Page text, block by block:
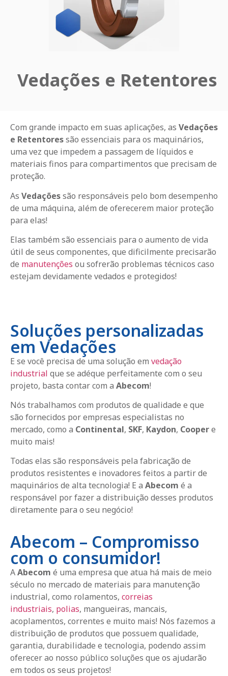
Vedações e Retentores
Com grande impacto em suas aplicações, as Vedações
e Retentoressão essenciais para os maquinários,
uma vez que impedem a passagem de líquidos e
materiais finos para compartimentos que precisam de
proteção.
As Vedaçõessão responsáveis pelo bom desempenho
de uma máquina, além de oferecerem maior proteção
para elas!
Elas também são essenciais para o aumento de vida
útil de seus componentes, que dificilmente precisarão
de manutenções ou sofrerão problemas técnicos caso
estejam devidamente vedados e protegidos!
Soluções personalizadas
em Vedações
E se você precisa de uma solução em vedação
industrial que se adéque perfeitamente com o seu
projeto, basta contar com a Abecom!
Nós trabalhamos com produtos de qualidade e que
são fornecidos por empresas especialistas no
mercado, como a Continental, SKF, Kaydon, Coopere
muito mais!
Todas elas são responsáveis pela fabricação de
produtos resistentes e inovadores feitos a partir de
maquinários de alta tecnologia! E a Abecom é a
responsável por fazer a distribuição desses produtos
diretamente para o seu negócio!
Abecom – Compromisso
com o consumidor!
AAbecom é uma empresa que atua há mais de meio
século no mercado de materiais para manutenção
industrial, como rolamentos, correias
industriais, polias, mangueiras, mancais,
acoplamentos, correntes e muito mais! Nós fazemos a
distribuição de produtos que possuem qualidade,
garantia, durabilidade e tecnologia, podendo assim
oferecer ao nosso público soluções que os ajudarão
em todos os seus projetos!